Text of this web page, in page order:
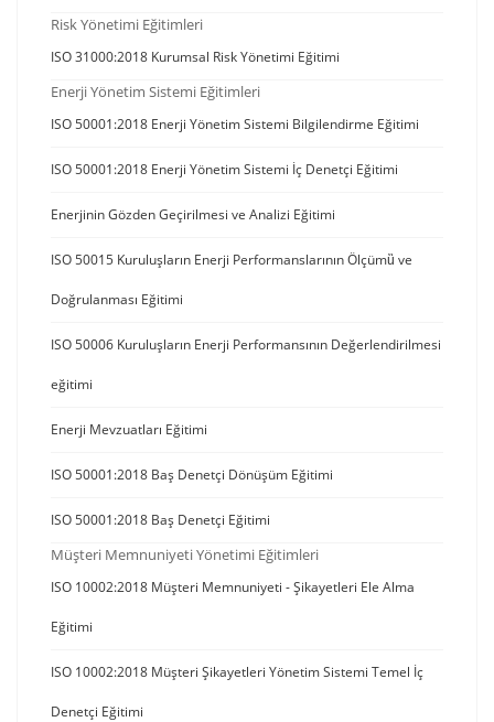
Risk Yönetimi Eğitimleri
ISO 31000:2018 Kurumsal Risk Yönetimi Eğitimi
Enerji Yönetim Sistemi Eğitimleri
ISO 50001:2018 Enerji Yönetim Sistemi Bilgilendirme Eğitimi
ISO 50001:2018 Enerji Yönetim Sistemi İç Denetçi Eğitimi
Enerjinin Gözden Geçirilmesi ve Analizi Eğitimi
ISO 50015 Kuruluşların Enerji Performanslarının Ölçümü̈ ve
Doğrulanması Eğitimi
ISO 50006 Kuruluşların Enerji Performansının Değerlendirilmesi
eğitimi
Enerji Mevzuatları Eğitimi
ISO 50001:2018 Baş Denetçi Dönüşüm Eğitimi
ISO 50001:2018 Baş Denetçi Eğitimi
Müşteri Memnuniyeti Yönetimi Eğitimleri
ISO 10002:2018 Müşteri Memnuniyeti - Şikayetleri Ele Alma
Eğitimi
ISO 10002:2018 Müşteri Şikayetleri Yönetim Sistemi Temel İç
Denetçi Eğitimi